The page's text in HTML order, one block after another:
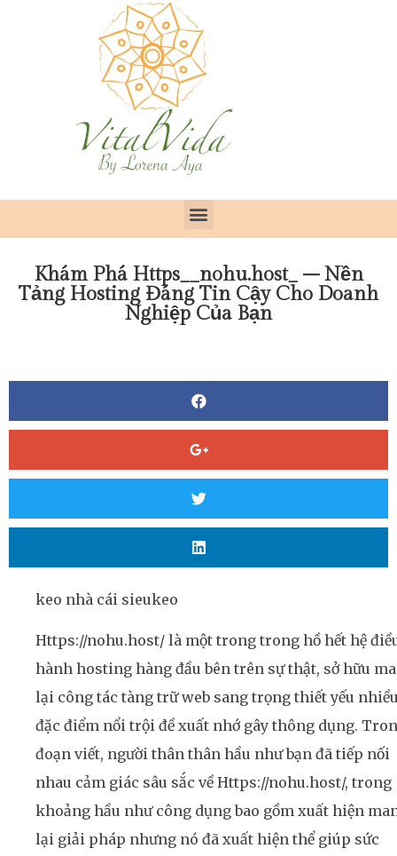
Khám Phá Https__nohu.host_ – Nền
Tảng Hosting Đáng Tin Cậy Cho Doanh
Nghiệp Của Bạn
keo nhà cái sieukeo
Https://nohu.host/ là một trong trong hồ hết hệ
hành hosting hàng đầu bên trên sự thật, sở hữu
lại công tác tàng trữ web sang trọng thiết yếu
đặc điểm nổi trội đề xuất nhớ gây thông dụng.
đoạn viết, người thân thân hầu như bạn đã tiếp nối
nhau cảm giác sâu sắc về Https://nohu.host/, trong
khoảng hầu như công dụng bao gồm xuất hiện
lại giải pháp nhưng nó đã xuất hiện thể giúp sức